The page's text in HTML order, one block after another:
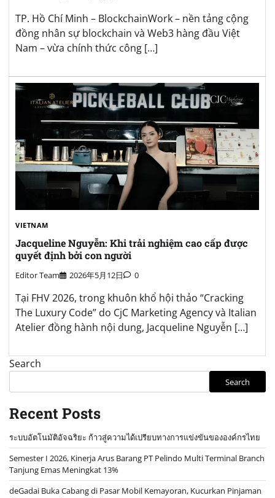
TP. Hồ Chí Minh – BlockchainWork – nền tảng cộng
đồng nhân sự blockchain và Web3 hàng đầu Việt
Nam – vừa chính thức công […]
VIETNAM
Jacqueline Nguyễn: Khi trải nghiệm cao cấp được
quyết định bởi con người
Editor Team 2026年5月12日 0
Tại FHV 2026, trong khuôn khổ hội thảo “Cracking
The Luxury Code” do CjC Marketing Agency và Italian
Atelier đồng hành nội dung, Jacqueline Nguyễn […]
Search
Search
Recent Posts
ระบบอัตโนมัติอัจฉริยะ ก้าวสู่ความได้เปรียบทางการแข่งขันขององค์กรไทย
Semester I 2026, Kinerja Arus Barang PT Pelindo Multi Terminal Branch
Tanjung Emas Meningkat 13%
deGadai Buka Cabang di Pasar Mobil Kemayoran, Kucurkan Pinjaman